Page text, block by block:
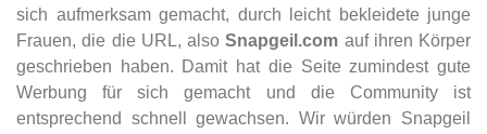
sich aufmerksam gemacht, durch leicht bekleidete junge
Frauen, die die URL, alsoSnapgeil.com auf ihren Körper
geschrieben haben. Damit hat die Seite zumindest gute
Werbung für sich gemacht und die Community ist
entsprechend schnell gewachsen. Wir würden Snapgeil